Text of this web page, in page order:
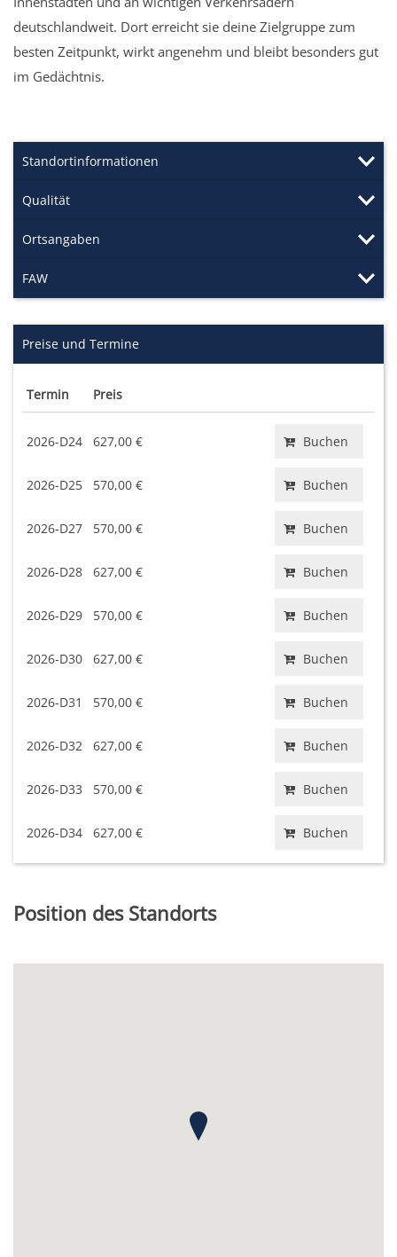
deutschlandweit. Dort erreicht sie deine Zielgruppe zum
besten Zeitpunkt, wirkt angenehm und bleibt besonders gut
im Gedächtnis.
Standortinformationen
Qualität
Ortsangaben
FAW
Preise und Termine
Termin Preis
2026-D24 627,00 € Buchen
2026-D25 570,00 € Buchen
2026-D27 570,00 € Buchen
2026-D28 627,00 € Buchen
2026-D29 570,00 € Buchen
2026-D30 627,00 € Buchen
2026-D31 570,00 € Buchen
2026-D32 627,00 € Buchen
2026-D33 570,00 € Buchen
2026-D34 627,00 € Buchen
Position des Standorts